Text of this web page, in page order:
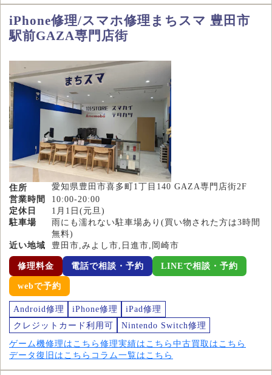
iPhone修理/スマホ修理まちスマ 豊田市
駅前GAZA専門店街
住所
愛知県豊田市喜多町1丁目140 GAZA専門店街2F
営業時間
10:00-20:00
定休日
1月1日(元旦)
駐車場
雨にも濡れない駐車場あり(買い物された方は3時間
無料)
近い地域
豊田市,みよし市,日進市,岡崎市
修理料金 電話で相談・予約 LINEで相談・予約
webで予約
Android修理 iPhone修理
iPad修理
クレジットカード利用可
Nintendo Switch修理
ゲーム機修理はこちら 修理実績はこちら 中古買取はこちら
データ復旧はこちら コラム一覧はこちら